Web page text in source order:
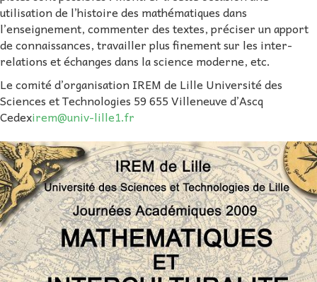
utilisation de l’histoire des mathématiques dans
l’enseignement, commenter des textes, préciser un apport
de connaissances, travailler plus finement sur les inter-
relations et échanges dans la science moderne, etc.
Le comité d’organisation IREM de Lille Université des
Sciences et Technologies 59 655 Villeneuve d’Ascq
Cedexirem@univ-lille1.fr